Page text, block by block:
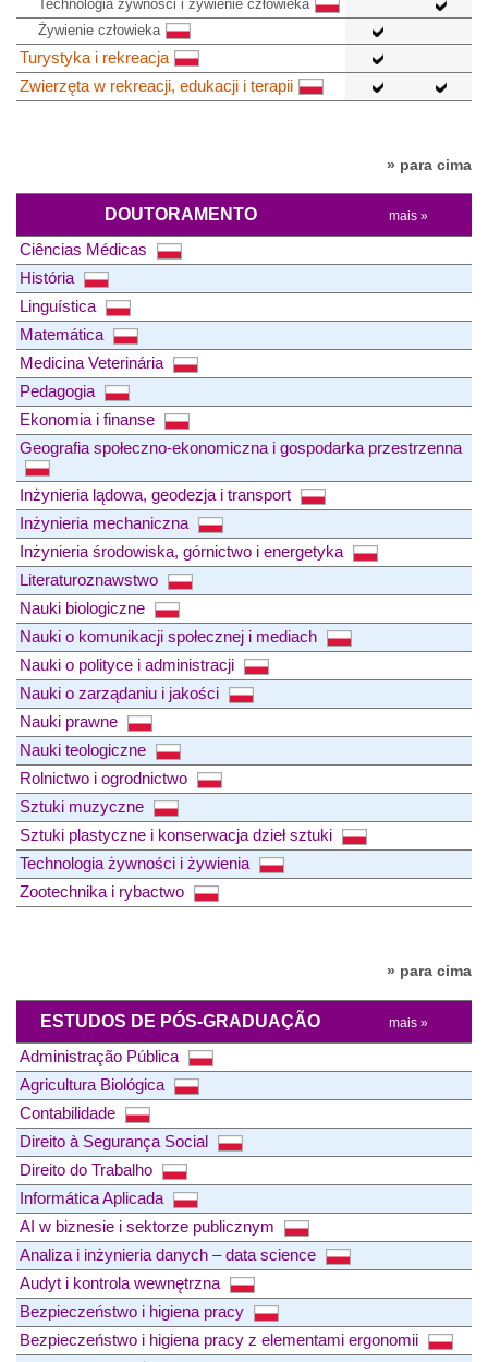
Technologia żywności i żywienie człowieka
Żywienie człowieka
Turystyka i rekreacja
Zwierzęta w rekreacji, edukacji i terapii
» para cima
DOUTORAMENTO mais »
Ciências Médicas
História
Linguística
Matemática
Medicina Veterinária
Pedagogia
Ekonomia i finanse
Geografia społeczno-ekonomiczna i gospodarka przestrzenna
Inżynieria lądowa, geodezja i transport
Inżynieria mechaniczna
Inżynieria środowiska, górnictwo i energetyka
Literaturoznawstwo
Nauki biologiczne
Nauki o komunikacji społecznej i mediach
Nauki o polityce i administracji
Nauki o zarządaniu i jakości
Nauki prawne
Nauki teologiczne
Rolnictwo i ogrodnictwo
Sztuki muzyczne
Sztuki plastyczne i konserwacja dzieł sztuki
Technologia żywności i żywienia
Zootechnika i rybactwo
» para cima
ESTUDOS DE PÓS-GRADUAÇÃO mais »
Administração Pública
Agricultura Biológica
Contabilidade
Direito à Segurança Social
Direito do Trabalho
Informática Aplicada
AI w biznesie i sektorze publicznym
Analiza i inżynieria danych – data science
Audyt i kontrola wewnętrzna
Bezpieczeństwo i higiena pracy
Bezpieczeństwo i higiena pracy z elementami ergonomii